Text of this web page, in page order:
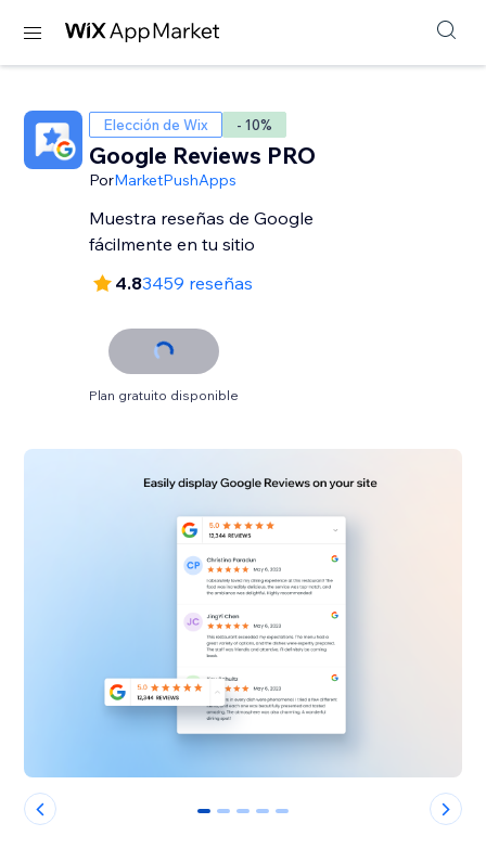
Elección de Wix - 10%
Google Reviews PRO
PorMarketPushApps
Muestra reseñas de Google
fácilmente en tu sitio
4.83459 reseñas
Plan gratuito disponible
0 1 2 3 4